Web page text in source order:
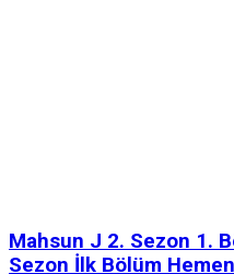
Mahsun J 2. Sezon 1.
Sezon İlk Bölüm